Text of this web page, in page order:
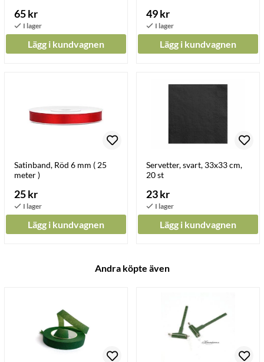
65 kr
Lägg i kundvagnen
49 kr
Lägg i kundvagnen
Satinband, Röd 6 mm ( 25
meter )
25 kr
Lägg i kundvagnen
Servetter, svart, 33x33 cm,
20 st
23 kr
Lägg i kundvagnen
Andra köpte även